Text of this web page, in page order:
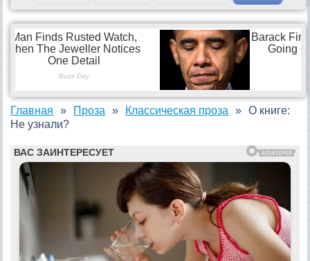
Главная Проза Классическая проза
О книге:
Не узнали?